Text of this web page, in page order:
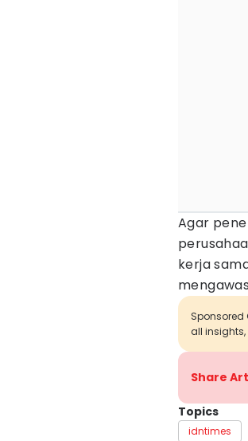
Agar
kerja
Sponsored
all
Share
Topics
idntimes